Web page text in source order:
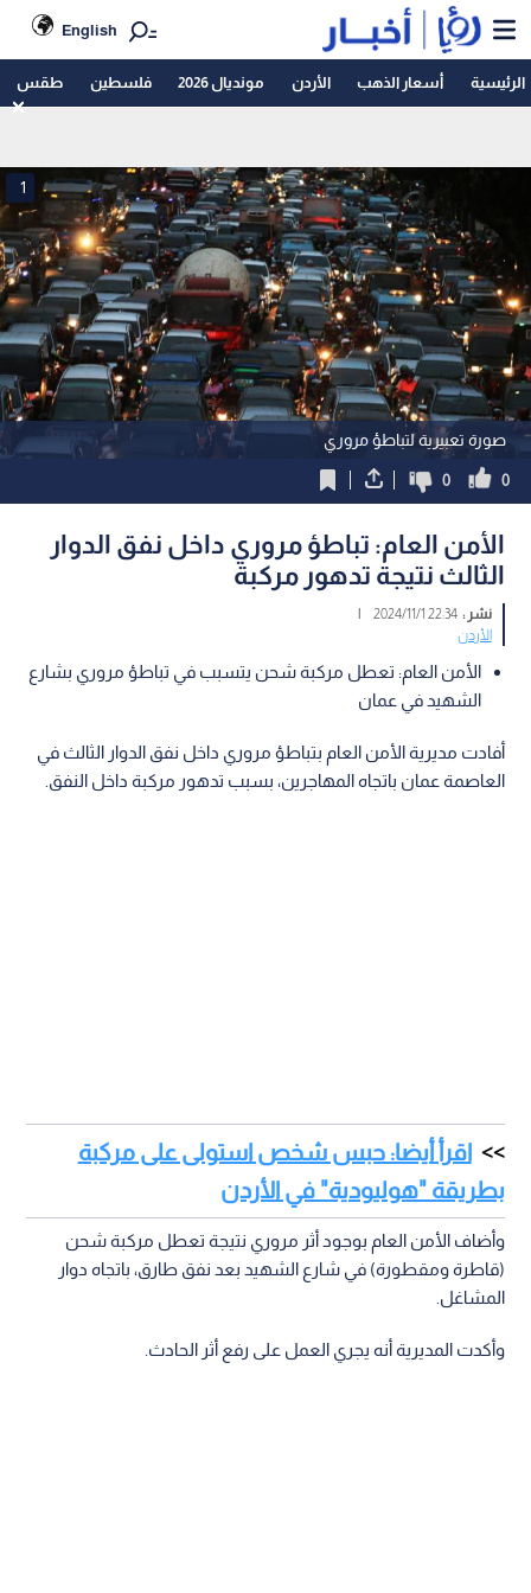
English
الرئيسية أسعار الذهب الأردن مونديال 2026 فلسطين طقس
صورة تعبيرية لتباطؤ مروري
1
0
0
الأمن العام: تباطؤ مروري داخل نفق الدوار
الثالث نتيجة تدهور مركبة
نشر :22:34 2024/11/1
|
الأردن
الأمن العام: تعطل مركبة شحن يتسبب في تباطؤ مروري بشارع
الشهيد في عمان
أفادت مديرية الأمن العام بتباطؤ مروري داخل نفق الدوار الثالث في
العاصمة عمان باتجاه المهاجرين، بسبب تدهور مركبة داخل النفق.
اقرأ أيضا: حبس شخص استولى على مركبة
بطريقة "هوليودية" في الأردن
وأضاف الأمن العام بوجود أثر مروري نتيجة تعطل مركبة شحن
(قاطرة ومقطورة) في شارع الشهيد بعد نفق طارق، باتجاه دوار
المشاغل.
وأكدت المديرية أنه يجري العمل على رفع أثر الحادث.